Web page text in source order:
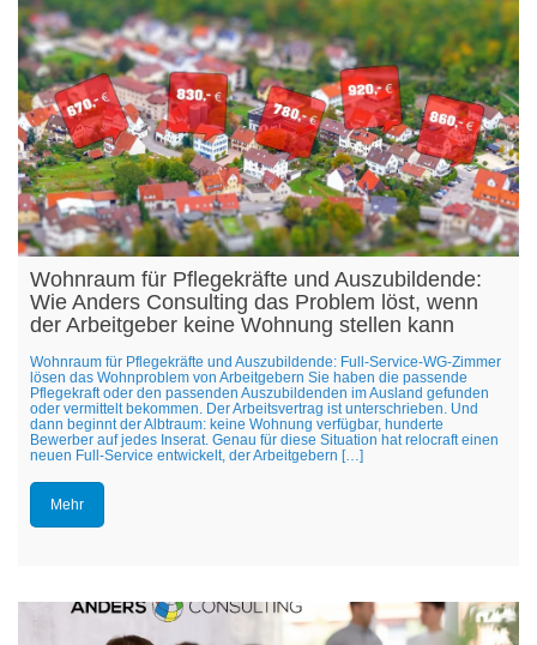
Wohnraum für Pflegekräfte und Auszubildende:
Wie Anders Consulting das Problem löst, wenn
der Arbeitgeber keine Wohnung stellen kann
Wohnraum für Pflegekräfte und Auszubildende: Full-Service-WG-Zimmer
lösen das Wohnproblem von Arbeitgebern Sie haben die passende
Pflegekraft oder den passenden Auszubildenden im Ausland gefunden
oder vermittelt bekommen. Der Arbeitsvertrag ist unterschrieben. Und
dann beginnt der Albtraum: keine Wohnung verfügbar, hunderte
Bewerber auf jedes Inserat. Genau für diese Situation hat relocraft einen
neuen Full-Service entwickelt, der Arbeitgebern […]
Mehr